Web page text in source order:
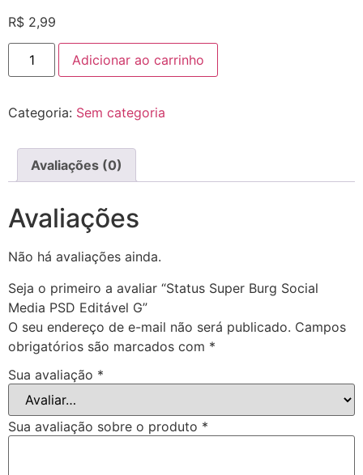
R$ 2,99
Adicionar ao carrinho
Categoria: Sem categoria
Avaliações (0)
Avaliações
Não há avaliações ainda.
Seja o primeiro a avaliar “Status Super Burg Social
Media PSD Editável G”
O seu endereço de e-mail não será publicado. Campos
obrigatórios são marcados com *
Sua avaliação *
Sua avaliação sobre o produto *